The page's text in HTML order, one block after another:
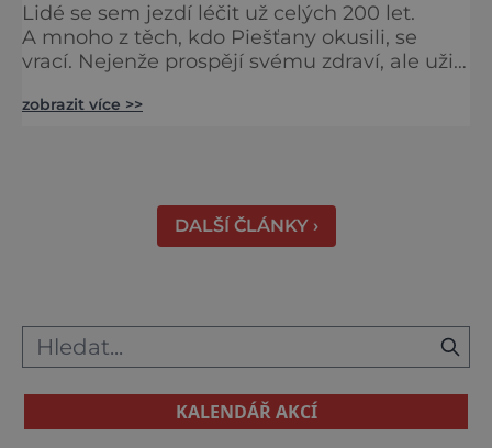
Lidé se sem jezdí léčit už celých 200 let.
A mnoho z těch, kdo Piešťany okusili, se
vrací. Nejenže prospějí svému zdraví, ale užijí
řekne slovenské lázně, Piešťany bývají první
zobrazit více >>
DALŠÍ ČLÁNKY ›
KALENDÁŘ AKCÍ